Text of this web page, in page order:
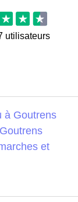
utilisateurs
à Goutrens
et